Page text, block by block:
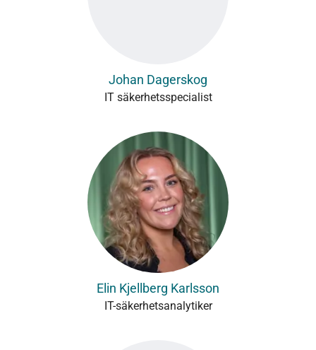
Johan Dagerskog
IT säkerhetsspecialist
Elin Kjellberg Karlsson
IT-säkerhetsanalytiker